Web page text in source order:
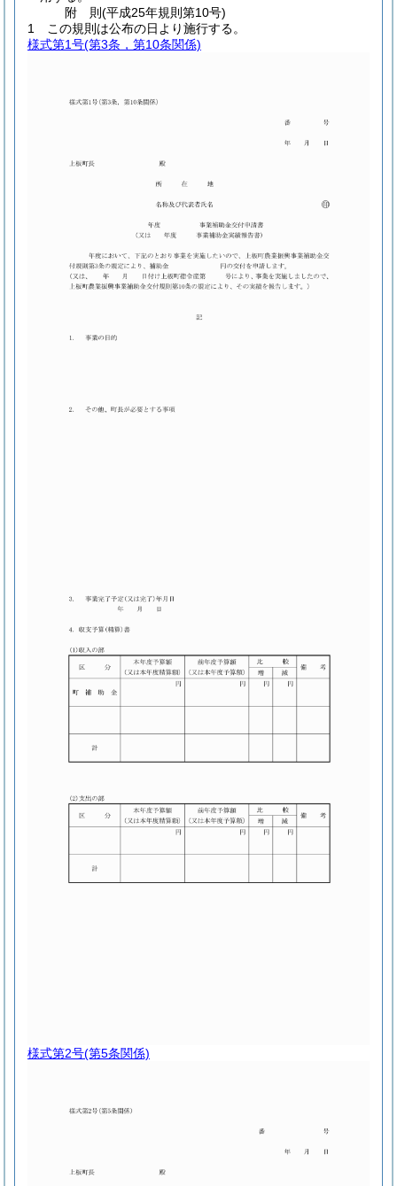
附 則(平成25年規則第10号)
1
この規則は公布の日より施行する。
様式第1号(第3条，第10条関係)
様式第2号(第5条関係)